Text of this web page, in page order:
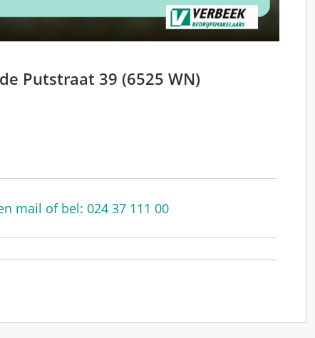
Putstraat 39 (6525 WN)
mail of bel: 024 37 111 00